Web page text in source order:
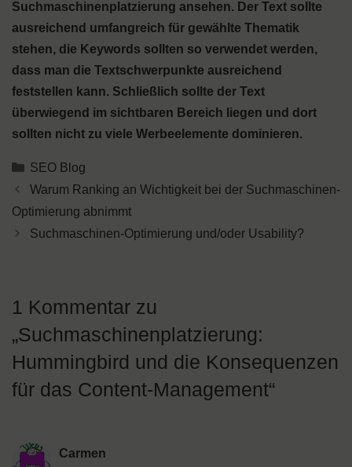
Suchmaschinenplatzierung ansehen. Der Text sollte
ausreichend umfangreich für gewählte Thematik
stehen, die Keywords sollten so verwendet werden,
dass man die Textschwerpunkte ausreichend
feststellen kann. Schließlich sollte der Text
überwiegend im sichtbaren Bereich liegen und dort
sollten nicht zu viele Werbeelemente dominieren.
Kategorien
SEO Blog
Warum Ranking an Wichtigkeit bei der Suchmaschinen-
Optimierung abnimmt
Suchmaschinen-Optimierung und/oder Usability?
1 Kommentar zu
„Suchmaschinenplatzierung:
Hummingbird und die Konsequenzen
für das Content-Management“
Carmen